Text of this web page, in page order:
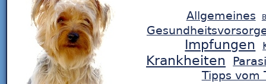
Allgemeines
Impfungen
Krankheiten
Tipps vom